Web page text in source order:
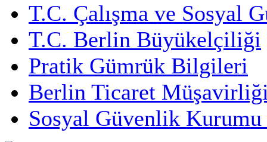
T.C. Çalışma ve Sosyal
T.C. Berlin Büyükelçiliği
Pratik Gümrük Bilgileri
Berlin Ticaret
Sosyal Güvenlik Kurumu